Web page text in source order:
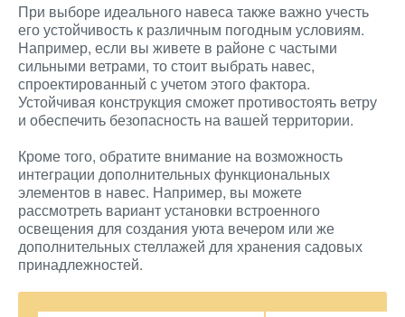
При выборе идеального навеса также важно учесть
его устойчивость к различным погодным условиям.
Например, если вы живете в районе с частыми
сильными ветрами, то стоит выбрать навес,
спроектированный с учетом этого фактора.
Устойчивая конструкция сможет противостоять ветру
и обеспечить безопасность на вашей территории.
Кроме того, обратите внимание на возможность
интеграции дополнительных функциональных
элементов в навес. Например, вы можете
рассмотреть вариант установки встроенного
освещения для создания уюта вечером или же
дополнительных стеллажей для хранения садовых
принадлежностей.